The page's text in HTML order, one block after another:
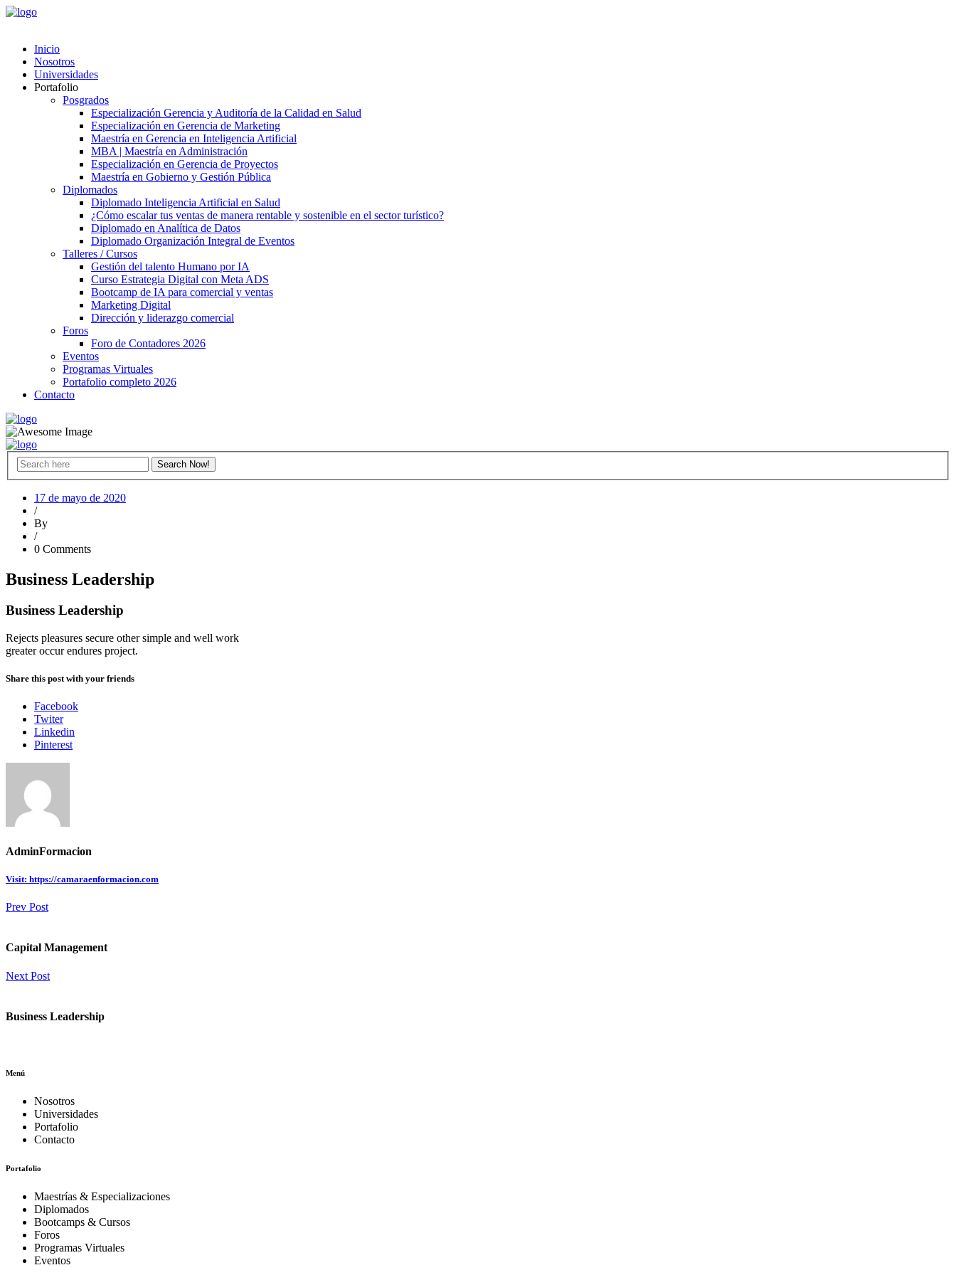
Inicio
Nosotros
Universidades
Portafolio
Posgrados
Especialización Gerencia y Auditoría de la Calidad en Salud
Especialización en Gerencia de Marketing
Maestría en Gerencia en Inteligencia Artificial
MBA | Maestría en Administración
Especialización en Gerencia de Proyectos
Maestría en Gobierno y Gestión Pública
Diplomados
Diplomado Inteligencia Artificial en Salud
¿Cómo escalar tus ventas de manera rentable y sostenible en el sector turístico?
Diplomado en Analítica de Datos
Diplomado Organización Integral de Eventos
Talleres / Cursos
Gestión del talento Humano por IA​
Curso Estrategia Digital con Meta ADS
Bootcamp de IA para comercial y ventas
Marketing Digital
Dirección y liderazgo comercial
Foros
Foro de Contadores 2026
Eventos
Programas Virtuales
Portafolio completo 2026
Contacto
17 de mayo de 2020
/
By
/
0 Comments
Business Leadership
Business Leadership
Rejects pleasures secure other simple and well work
greater occur endures project.
Share this post with your friends
Facebook
Twiter
Linkedin
Pinterest
AdminFormacion
Visit: https://camaraenformacion.com
Prev Post
Capital Management
Next Post
Business Leadership
Menú
Nosotros
Universidades
Portafolio
Contacto
Portafolio
Maestrías & Especializaciones
Diplomados
Bootcamps & Cursos
Foros
Programas Virtuales
Eventos